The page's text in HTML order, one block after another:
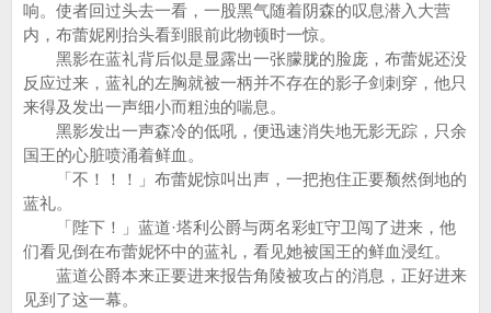
响。使者回过头去一看，一股黑气随着阴森的叹息潜入大营
内，布蕾妮刚抬头看到眼前此物顿时一惊。
黑影在蓝礼背后似是显露出一张朦胧的脸庞，布蕾妮还没
反应过来，蓝礼的左胸就被一柄并不存在的影子剑刺穿，他只
来得及发出一声细小而粗浊的喘息。
黑影发出一声森冷的低吼，便迅速消失地无影无踪，只余
国王的心脏喷涌着鲜血。
「不！！！」布蕾妮惊叫出声，一把抱住正要颓然倒地的
蓝礼。
「陛下！」蓝道·塔利公爵与两名彩虹守卫闯了进来，他
们看见倒在布蕾妮怀中的蓝礼，看见她被国王的鲜血浸红。
蓝道公爵本来正要进来报告角陵被攻占的消息，正好进来
见到了这一幕。